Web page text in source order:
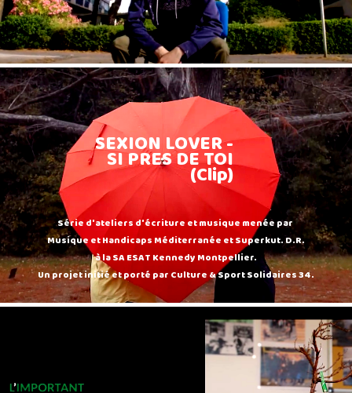
SEXION LOVER -
SI PRES DE TOI
(Clip)
Série d'ateliers d'écriture et musique menée par
Musique et Handicaps Méditerranée et Superkut. D.R.
à la SA ESAT Kennedy Montpellier.
Un projet initié et porté par Culture & Sport Solidaires 34.